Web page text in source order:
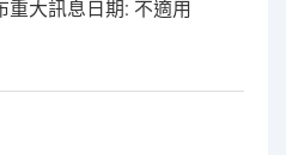
重大訊息日期: 不適用